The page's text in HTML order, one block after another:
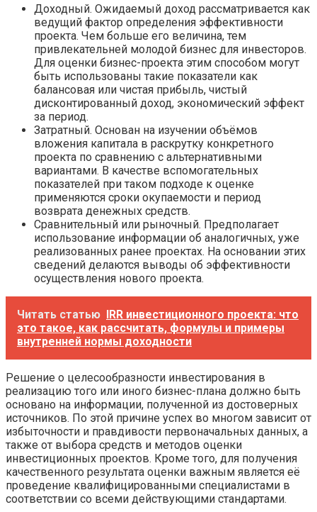
Доходный. Ожидаемый доход рассматривается как
ведущий фактор определения эффективности
проекта. Чем больше его величина, тем
привлекательней молодой бизнес для инвесторов.
Для оценки бизнес-проекта этим способом могут
быть использованы такие показатели как
балансовая или чистая прибыль, чистый
дисконтированный доход, экономический эффект
за период.
Затратный. Основан на изучении объёмов
вложения капитала в раскрутку конкретного
проекта по сравнению с альтернативными
вариантами. В качестве вспомогательных
показателей при таком подходе к оценке
применяются сроки окупаемости и период
возврата денежных средств.
Сравнительный или рыночный. Предполагает
использование информации об аналогичных, уже
реализованных ранее проектах. На основании этих
сведений делаются выводы об эффективности
осуществления нового проекта.
Читать статью
IRR инвестиционного проекта: что
это такое, как рассчитать, формулы и примеры
внутренней нормы доходности
Решение о целесообразности инвестирования в
реализацию того или иного бизнес-плана должно быть
основано на информации, полученной из достоверных
источников. По этой причине успех во многом зависит от
избыточности и правдивости первоначальных данных, а
также от выбора средств и методов оценки
инвестиционных проектов. Кроме того, для получения
качественного результата оценки важным является её
проведение квалифицированными специалистами в
соответствии со всеми действующими стандартами.